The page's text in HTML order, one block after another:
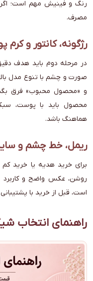
رنگ و فینیش مهم است؛
مصرف.
رژگونه، کانتور و کرم
در مرحله دوم باید هدف
صورت و چشم با تنوع مدل
و «محصول محبوب» فرق
محصول باید با پوست،
هماهنگ باشد.
ریمل، خط چشم و
برای خرید هدیه یا خرید
روشن، عکس واضح و
است، قبل از خرید با
راهنمای انتخاب